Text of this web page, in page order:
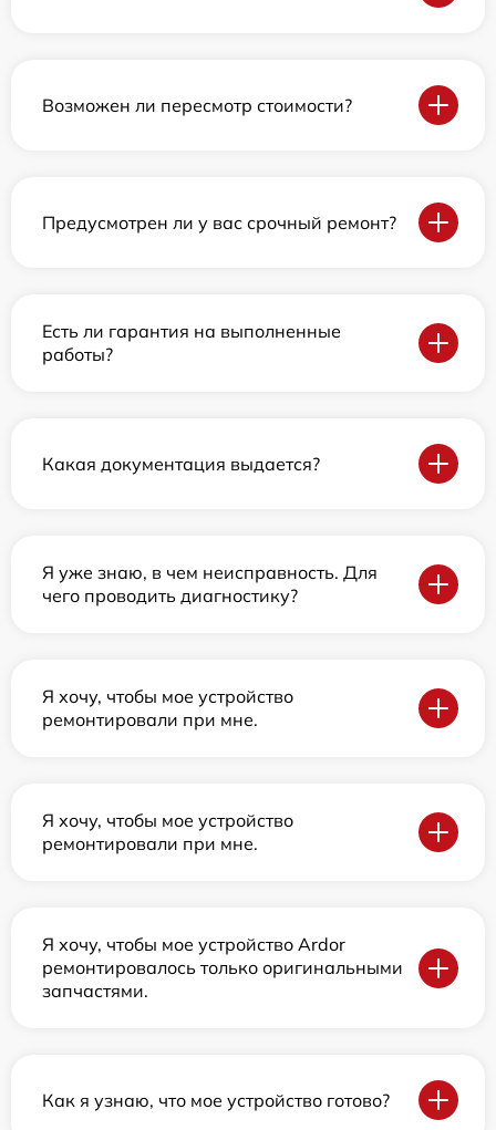
Возможен ли пересмотр стоимости?
Предусмотрен ли у вас срочный ремонт?
Есть ли гарантия на выполненные
работы?
Какая документация выдается?
Я уже знаю, в чем неисправность. Для
чего проводить диагностику?
Я хочу, чтобы мое устройство
ремонтировали при мне.
Я хочу, чтобы мое устройство
ремонтировали при мне.
Я хочу, чтобы мое устройство Ardor
ремонтировалось только оригинальными
запчастями.
Как я узнаю, что мое устройство готово?